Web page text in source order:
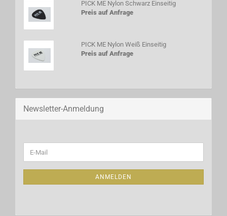
PICK ME Nylon Schwarz Einseitig
Preis auf Anfrage
PICK ME Nylon Weiß Einseitig
Preis auf Anfrage
Newsletter-Anmeldung
ZUR
E-
Mail
ANMELDEN